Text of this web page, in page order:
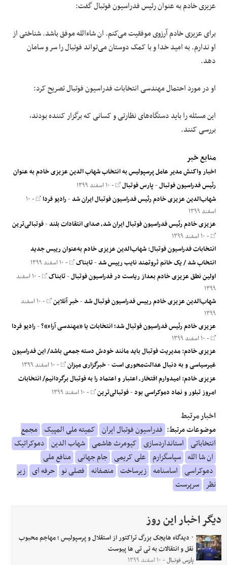
عزیزی خادم به عنوان رئیس فدراسیون فوتبال گفت:
برای عزیزی خادم آرزوی موفقیت می‌کنم. ان شاءالله موفق باشد. شناختی از
او ندارم. به امید خدا و با کمک دوستان می‌تواند فوتبال را سر و سامان
دهد.
او در مورد احتمال مهندسی انتخابات فدراسیون فوتبال تصریح کرد:
این مسئله را باید دستگاه‌های نظارتی و کسانی که برگزار کننده بودند،
بررسی کنند.
منابع خبر
اخبار واکنش مدیر عامل پرسپولیس به انتخاب شهاب الدین عزیزی خادم به عنوان
رئیس فدراسیون فوتبال-پارس فوتبال - ۱۰ اسفند ۱۳۹۹
شهاب‌الدین عزیزی خادم رئیس فدراسیون فوتبال ایران شد-رادیو فردا
- ۱۰
اسفند ۱۳۹۹
عزیزی خادم رئیس فدراسیون فوتبال ایران شد، صدای انتقادات بلند-فوتبالی‌ترین
- ۱۰ اسفند ۱۳۹۹
انتخابات فدراسیون فوتبال: شهاب‌الدین عزیزی خادم به‌عنوان رییس جدید
انتخاب شد / یک خانم ثروتمند نایب رییس شد-تابناک - ۱۰ اسفند ۱۳۹۹
اولین نطق عزیزی خادم بعداز ریاست در فدراسیون فوتبال-تابناک
- ۱۰ اسفند
۱۳۹۹
شهاب‌الدین عزیزی خادم رییس فدراسیون فوتبال شد-خبر آنلاین
- ۱۰ اسفند
۱۳۹۹
عزیزی خادم رئیس فدراسیون فوتبال شد؛ انتخابات یا «مهندسی آراء»؟-رادیو فردا
- ۱۰ اسفند ۱۳۹۹
عزیزی خادم: مدیریت فوتبال باید مانند خودش دسته جمعی باشد/ این فدراسیون
غیرسیاسی و به دنبال عدالت‌محوری است-خبرگزاری میزان - ۱۰ اسفند ۱۳۹۹
عزیزی خادم: امیدوارم افتخار، اعتبار و اعتماد را به فوتبال برگردانیم/ انتخابات
امروز تبلور و نماد دموکراسی بود-فوتبالی‌ترین - ۱۰ اسفند ۱۳۹۹
اخبار مرتبط
موضوعات مرتبط: فدراسیون فوتبال ایران کمیته ملی المپیک مجمع
انتخاباتی استانداردسازی کیومرث هاشمی شهاب الدین دموکراتیک
ان شا الله سپاسگزارم علی کریمی جام جهانی منافع ملی
دموکراسی اساسنامه زیرساخت منصفانه فصلی نو حرفه ای زیر
نظر سرپرست
دیگر اخبار این روز
۰ دیدگاه هایجک بزرگ تراکتور از استقلال و پرسپولیس ؛ مهاجم محبوب
نقل و انتقالات به تی تی ها پیوست
پارس فوتبال- ۱۰ اسفند ۱۳۹۹